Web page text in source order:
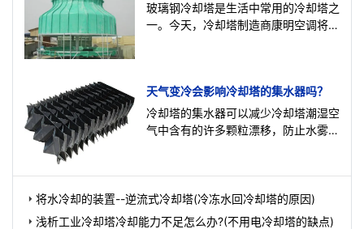
玻璃钢冷却塔是生活中常用的冷却塔之
一。今天，冷却塔制造商康明空调将带
天气变冷会影响冷却塔的集水器吗？
冷却塔的集水器可以减少冷却塔潮湿空
气中含有的许多颗粒漂移，防止水雾污
将水冷却的装置--逆流式冷却塔(冷冻水回冷却塔的原因)
浅析工业冷却塔冷却能力不足怎么办?(不用电冷却塔的缺点)